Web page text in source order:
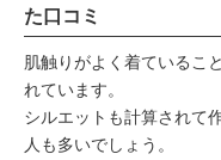
た口コミ
肌触りがよく着ているこ
れています。
シルエットも計算されて
人も多いでしょう。